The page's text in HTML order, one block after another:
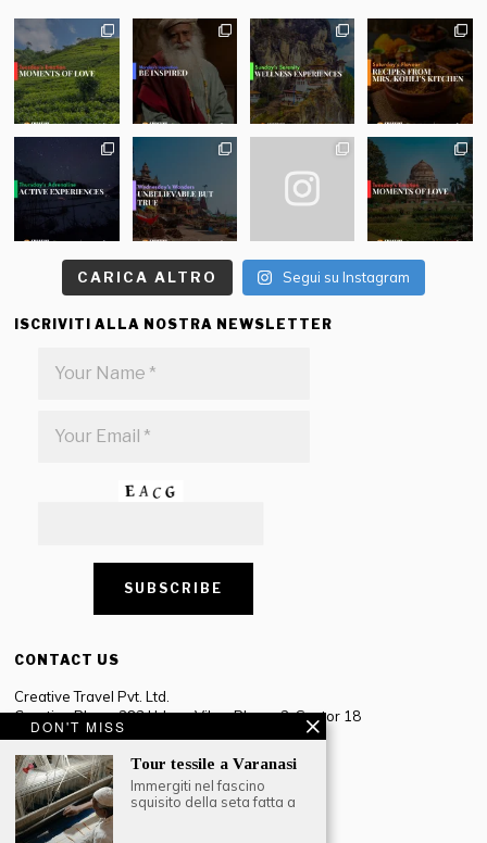
CARICA ALTRO Segui su Instagram
ISCRIVITI ALLA NOSTRA NEWSLETTER
CONTACT US
Creative Travel Pvt. Ltd.
Creative Plaza, 283 Udyog Vihar Phase 2, Sector 18
Gurugram, Haryana – 122016, India
Tel: +91-124 4567777
Email:engage@southasiatraveljournal.com
DON'T MISS
Tour tessile a Varanasi
Immergiti nel fascino
squisito della seta fatta a